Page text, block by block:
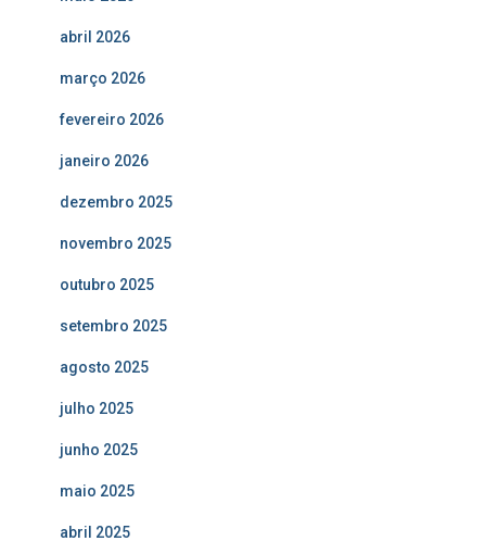
abril 2026
março 2026
fevereiro 2026
janeiro 2026
dezembro 2025
novembro 2025
outubro 2025
setembro 2025
agosto 2025
julho 2025
junho 2025
maio 2025
abril 2025